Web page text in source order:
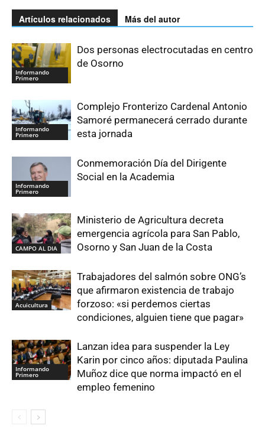
Artículos relacionados Más del autor
Informando
Primero
Dos personas electrocutadas en centro
de Osorno
Informando
Primero
Complejo Fronterizo Cardenal Antonio
Samoré permanecerá cerrado durante
esta jornada
Informando
Primero
Conmemoración Día del Dirigente
Social en la Academia
CAMPO AL DIA
Ministerio de Agricultura decreta
emergencia agrícola para San Pablo,
Osorno y San Juan de la Costa
Acuicultura
Trabajadores del salmón sobre ONG’s
que afirmaron existencia de trabajo
forzoso: «si perdemos ciertas
condiciones, alguien tiene que pagar»
Informando
Primero
Lanzan idea para suspender la Ley
Karin por cinco años: diputada Paulina
Muñoz dice que norma impactó en el
empleo femenino